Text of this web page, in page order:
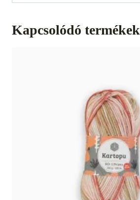
Kapcsolódó termékek